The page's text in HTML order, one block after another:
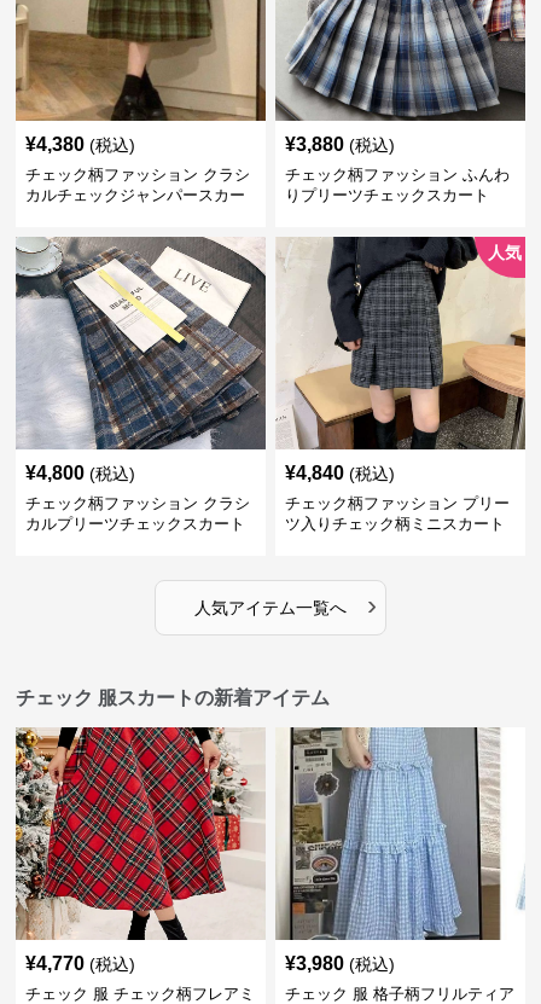
¥4,380 (税込)
チェック柄ファッション クラシ
カルチェックジャンパースカー
¥3,880 (税込)
チェック柄ファッション ふんわ
りプリーツチェックスカート
¥4,800 (税込)
チェック柄ファッション クラシ
カルプリーツチェックスカート
人気
¥4,840 (税込)
チェック柄ファッション プリー
ツ入りチェック柄ミニスカート
人気アイテム一覧へ ›
チェック 服スカートの新着アイテム
¥4,770 (税込)
チェック 服 チェック柄フレアミ
¥3,980 (税込)
チェック 服 格子柄フリルティア